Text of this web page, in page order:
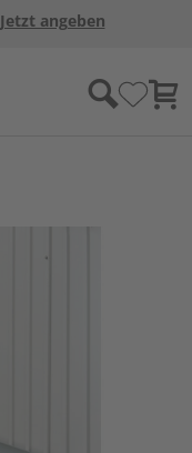
Jetzt angeben